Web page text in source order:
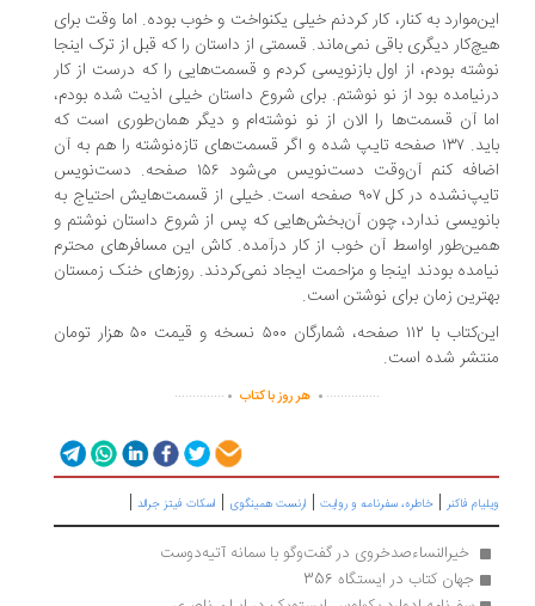
به کنار، کار کردنم خیلی یکنواخت و خوب بوده. اما وقت برای
دیگری باقی نمی‌ماند. قسمتی از داستان را که قبل از ترک اینجا
بودم، از اول بازنویسی کردم و قسمت‌هایی را که درست از کار
بود از نو نوشتم. برای شروع داستان خیلی اذیت شده بودم،
آن قسمت‌ها را الان از نو نوشته‌ام و دیگر همان‌طوری است که
باید. ۱۳۷ صفحه تایپ شده و اگر قسمت‌های تازه‌نوشته را هم به آن
اضافه کنم آن‌وقت دست‌نویس می‌شود ۱۵۶ صفحه. دست‌نویس
تایپ‌نشده در کل ۹۰۷ صفحه است. خیلی از قسمت‌هایش احتیاج به
ندارد، چون آن‌بخش‌هایی که پس از شروع داستان نوشتم و
اواسط آن خوب از کار درآمده. کاش این مسافرهای محترم
بودند اینجا و مزاحمت ایجاد نمی‌کردند. روزهای خنک زمستان
زمان برای نوشتن است.
این‌کتاب با ۱۱۲ صفحه، شمارگان ۵۰۰ نسخه و قیمت ۵۰ هزار تومان
شده است.
...............
. هر روز با کتاب .
..............
فاکنر|خاطره، سفرنامه‌ و روایت|ارنست همینگوی|اسکات فیتز جرالد |
خیرالنساءصدخروی در گفت‌وگو با سمانه آتیه‌دوست
جهان کتاب در ایستگاه 356